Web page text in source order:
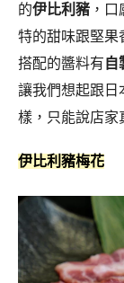
的伊比利豬 ，
特的甜味跟堅果
搭配的醬料有 自
讓我們想起跟日
樣，只能說店家
伊比利豬梅花